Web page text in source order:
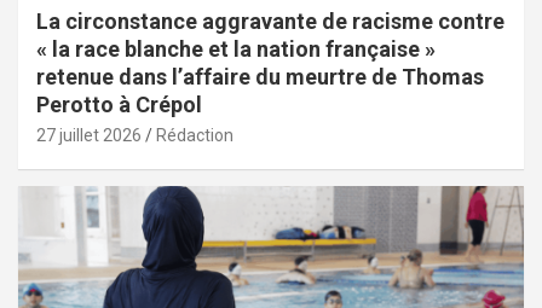
La circonstance aggravante de racisme contre
« la race blanche et la nation française »
retenue dans l’affaire du meurtre de Thomas
Perotto à Crépol
27 juillet 2026 Rédaction